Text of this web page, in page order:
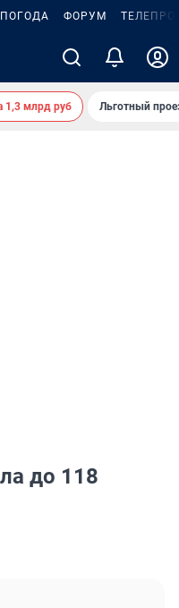
ПОГОДА ФОРУМ
1,3 млрд руб Льготный
до 118